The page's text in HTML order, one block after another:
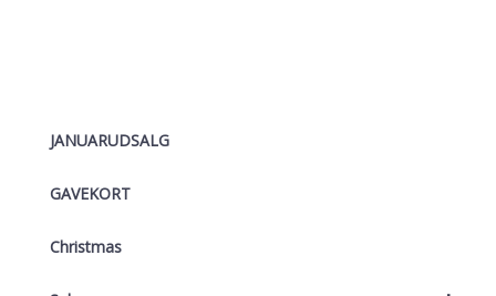
JANUARUDSALG
GAVEKORT
Christmas